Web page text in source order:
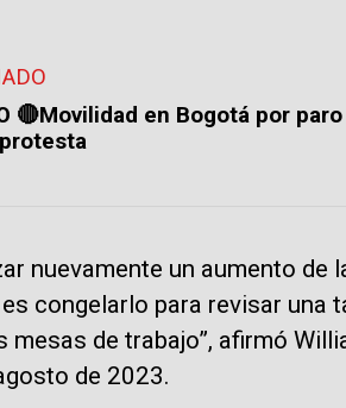
🔴Movilidad en Bogotá por
nuevamente un aumento de
congelarlo para revisar una
de trabajo”, afirmó
de 2023.